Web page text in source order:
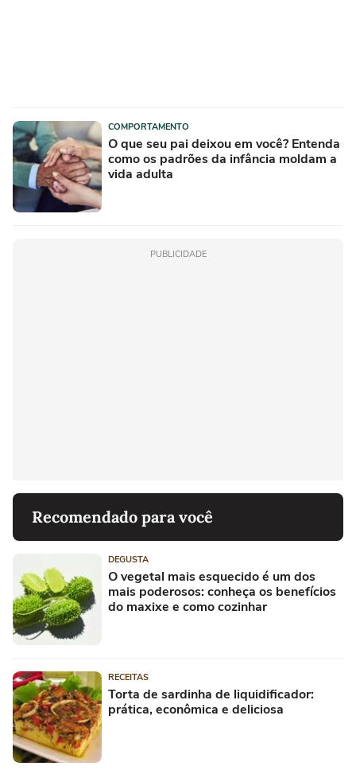
COMPORTAMENTO
O que seu pai deixou em você? Entenda
como os padrões da infância moldam a
vida adulta
PUBLICIDADE
Recomendado para você
DEGUSTA
O vegetal mais esquecido é um dos
mais poderosos: conheça os benefícios
do maxixe e como cozinhar
RECEITAS
Torta de sardinha de liquidificador:
prática, econômica e deliciosa